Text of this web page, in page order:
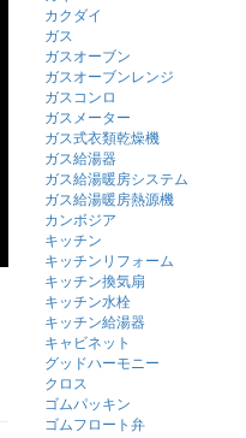
カクダイ
ガス
ガスオーブン
ガスオーブンレンジ
ガスコンロ
ガスメーター
ガス式衣類乾燥機
ガス給湯器
ガス給湯暖房システム
ガス給湯暖房熱源機
カンボジア
キッチン
キッチンリフォーム
キッチン換気扇
キッチン水栓
キッチン給湯器
キャビネット
グッドハーモニー
クロス
ゴムパッキン
ゴムフロート弁